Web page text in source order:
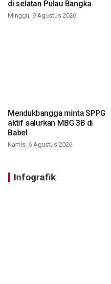
di selatan Pulau Bangka
Minggu, 9 Agustus 2026
Mendukbangga minta SPPG
aktif salurkan MBG 3B di
Babel
Kamis, 6 Agustus 2026
Infografik